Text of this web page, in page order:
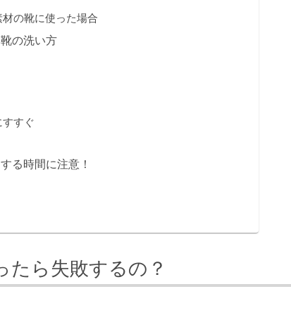
の靴に使った場合
の洗い方
すすぐ
る時間に注意！
たら失敗するの？